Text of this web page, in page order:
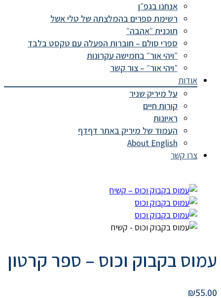
אנחנו בגפ״ן
רשימת ספרים בהמלצתה של טלי אשל
תוכנית ״אהבה״
ספרי סולם – חוברות הפעלה עם טקסט בלבד
״ויהי אור״ בחמישה עקרונות
״ויהי אור״ – צור קשר
אודות
על מיריק שניר
קורות חיים
ראיונות
העמוד של מיריק באתר דףדף
About English
צרו קשר
עמוס בקבוק וכוס – ספר קרטון
₪55.00